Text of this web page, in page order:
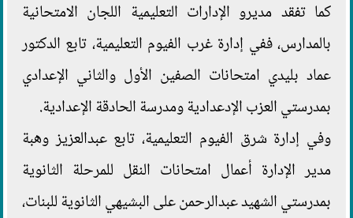
كما تفقد مديرو الإدارات التعليمية اللجان الامتحانية
بالمدارس، ففي إدارة غرب الفيوم التعليمية، تابع الدكتور
عماد بليدي امتحانات الصفين الأول والثاني الإعدادي
بمدرستي العزب الإدعدادية ومدرسة الحادقة الإعدادية.
وفي إدارة شرق الفيوم التعليمية، تابع عبدالعزيز وهبة
مدير الإدارة أعمال امتحانات النقل للمرحلة الثانوية
بمدرستي الشهيد عبدالرحمن على البشيهي الثانوية للبنات،